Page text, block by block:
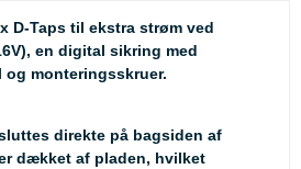
D-Taps til ekstra strøm ved
en digital sikring med
monteringsskruer.
direkte på bagsiden af
dækket af pladen, hvilket